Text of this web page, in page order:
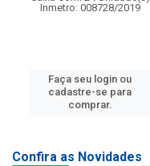
Inmetro: 008728/2019
Faça seu login ou
cadastre-se para
comprar.
Confira as Novidades